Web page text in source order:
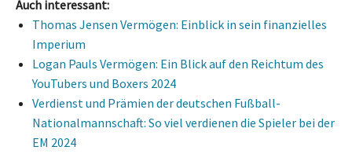
Auch interessant:
Thomas Jensen Vermögen: Einblick in sein finanzielles
Imperium
Logan Pauls Vermögen: Ein Blick auf den Reichtum des
YouTubers und Boxers 2024
Verdienst und Prämien der deutschen Fußball-
Nationalmannschaft: So viel verdienen die Spieler bei der
EM 2024